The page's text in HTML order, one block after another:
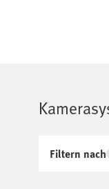
Filtern nach